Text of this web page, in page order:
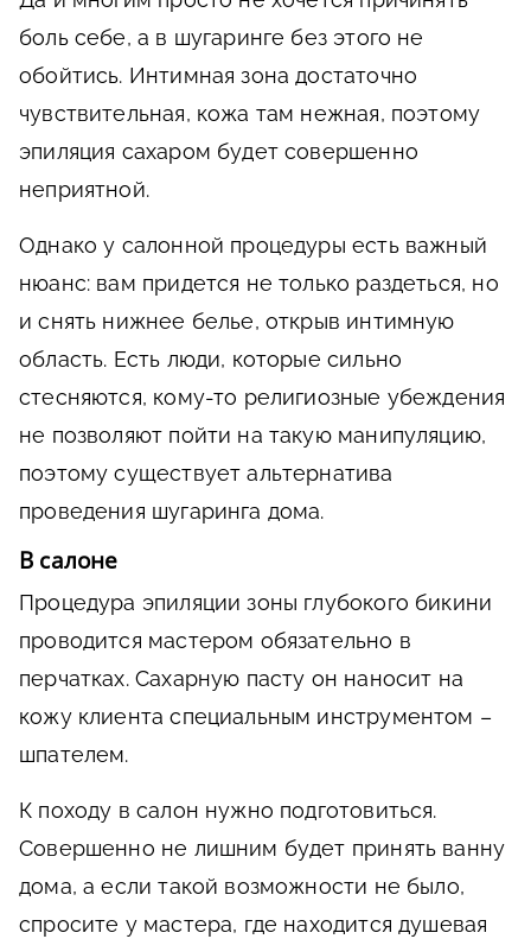
боль себе, а в шугаринге без этого не
обойтись. Интимная зона достаточно
чувствительная, кожа там нежная, поэтому
эпиляция сахаром будет совершенно
неприятной.
Однако у салонной процедуры есть важный
нюанс: вам придется не только раздеться, но
и снять нижнее белье, открыв интимную
область. Есть люди, которые сильно
стесняются, кому-то религиозные убеждения
не позволяют пойти на такую манипуляцию,
поэтому существует альтернатива
проведения шугаринга дома.
В салоне
Процедура эпиляции зоны глубокого бикини
проводится мастером обязательно в
перчатках. Сахарную пасту он наносит на
кожу клиента специальным инструментом –
шпателем.
К походу в салон нужно подготовиться.
Совершенно не лишним будет принять ванну
дома, а если такой возможности не было,
спросите у мастера, где находится душевая